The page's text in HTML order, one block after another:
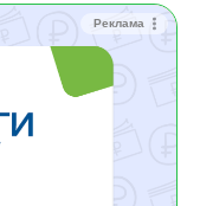
Реклама